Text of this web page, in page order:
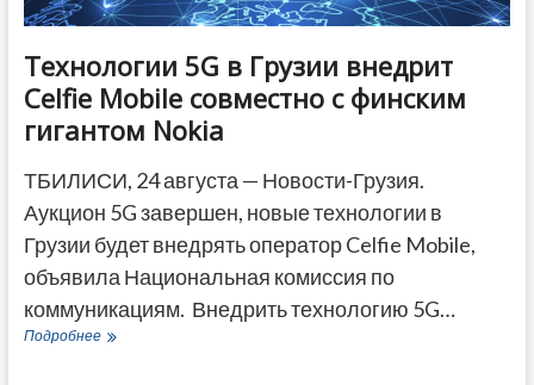
Технологии 5G в Грузии внедрит
Celfie Mobile совместно с финским
гигантом Nokia
ТБИЛИСИ, 24 августа — Новости-Грузия.
Аукцион 5G завершен, новые технологии в
Грузии будет внедрять оператор Celfie Mobile,
объявила Национальная комиссия по
коммуникациям. Внедрить технологию 5G…
ПодробнееТехнологии